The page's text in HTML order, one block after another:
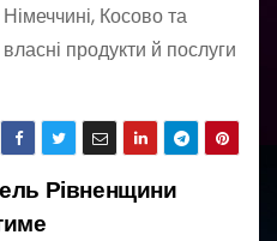
Косово та
продукти й послуги
Рівненщини